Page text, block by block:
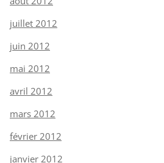
juillet 2012
juin 2012
mai 2012
avril 2012
mars 2012
février 2012
janvier 2012